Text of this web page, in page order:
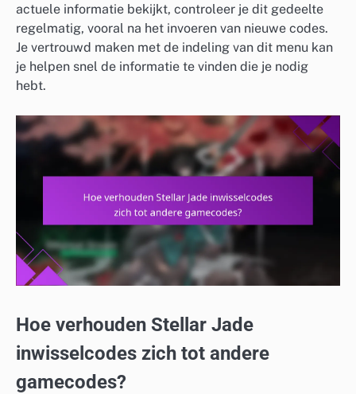
actuele informatie bekijkt, controleer je dit gedeelte
regelmatig, vooral na het invoeren van nieuwe codes.
Je vertrouwd maken met de indeling van dit menu kan
je helpen snel de informatie te vinden die je nodig
hebt.
Hoe verhouden Stellar Jade
inwisselcodes zich tot andere
gamecodes?